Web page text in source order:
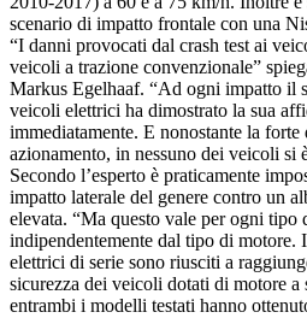
scenario di impatto frontale con una
“I danni provocati dal crash test ai
veicoli a trazione convenzionale”
Markus Egelhaaf. “Ad ogni impatto il
veicoli elettrici ha dimostrato la sua
immediatamente. E nonostante la
azionamento, in nessuno dei veicoli si
Secondo l’esperto è praticamente
impatto laterale del genere contro un
elevata. “Ma questo vale per ogni tipo
indipendentemente dal tipo di
elettrici di serie sono riusciti a
sicurezza dei veicoli dotati di motore a
entrambi i modelli testati hanno